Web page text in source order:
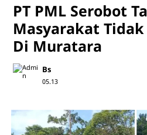
PT PML Serobot
Masyarakat
Di Muratara
Bs
05.13